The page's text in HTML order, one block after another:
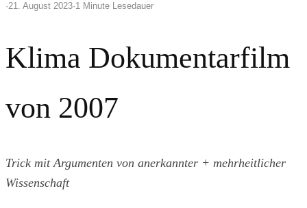
·21. August 2023·1 Minute Lesedauer
Klima Dokumentarfilm
von 2007
Trick mit Argumenten von anerkannter + mehrheitlicher
Wissenschaft